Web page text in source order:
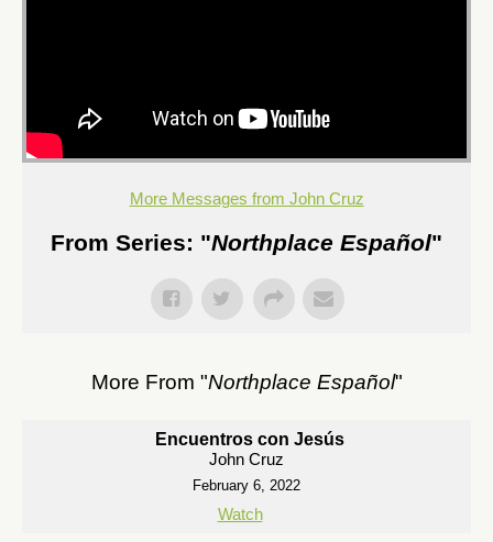
More Messages from John Cruz
From Series: "Northplace Español"
More From "Northplace Español"
Encuentros con Jesús
John Cruz
February 6, 2022
Watch